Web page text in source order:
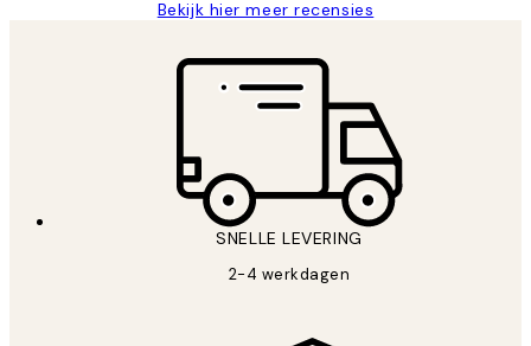
Bekijk hier meer recensies
SNELLE LEVERING
2-4 werkdagen